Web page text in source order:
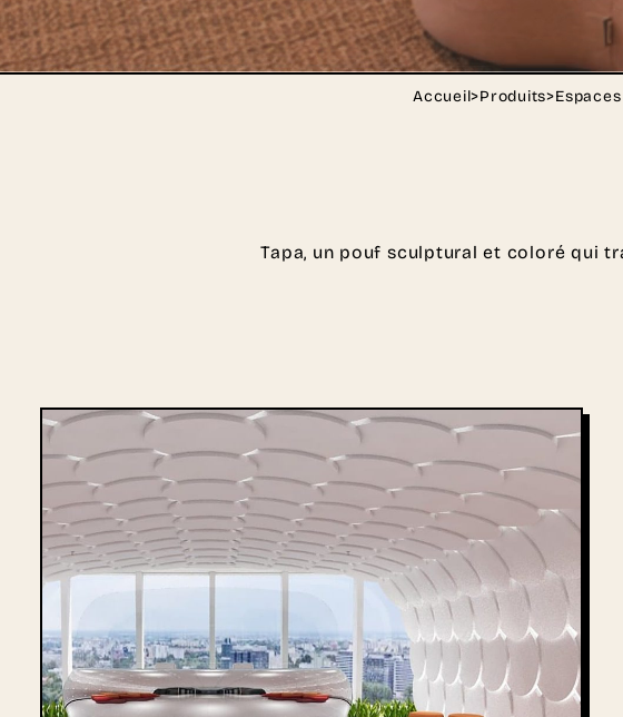
Accueil>Produits>
Tapa, un pouf sculptural et coloré qui